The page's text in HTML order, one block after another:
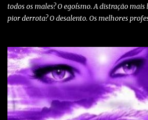
todos os males? O egoísmo. A distração mais
pior derrota? O desalento. Os melhores
humor. A pessoa mais perigosa? A
rancor. O presente mais belo? O perdão. O
lar. A estrada mais rápida? O caminho
grata? A paz interior. O resguardo mais
remédio? O otimismo. A maior satisfação? O
força mais potente do mundo? A fé. As